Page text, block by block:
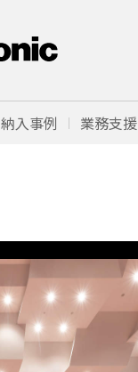
納入事例 業務支援